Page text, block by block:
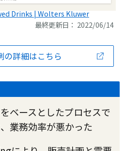
Drinks | Wolters Kluwer
最終更新日： 2022/06/14
の詳細はこちら
ベースとしたプロセスで
業務効率が悪かった